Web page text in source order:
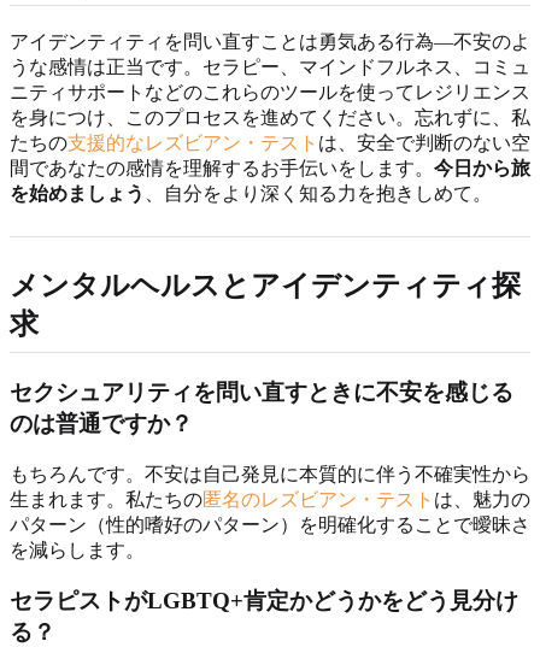
アイデンティティを問い直すことは勇気ある行為—不安のよ
うな感情は正当です。セラピー、マインドフルネス、コミュ
ニティサポートなどのこれらのツールを使ってレジリエンス
を身につけ、このプロセスを進めてください。忘れずに、私
たちの支援的なレズビアン・テスト は、安全で判断のない空
間であなたの感情を理解するお手伝いをします。 今日から旅
を始めましょう
、自分をより深く知る力を抱きしめて。
メンタルヘルスとアイデンティティ探
求
セクシュアリティを問い直すときに不安を感じる
のは普通ですか？
もちろんです。不安は自己発見に本質的に伴う不確実性から
生まれます。私たちの匿名のレズビアン・テスト は、魅力の
パターン（性的嗜好のパターン）を明確化することで曖昧さ
を減らします。
セラピストがLGBTQ+肯定かどうかをどう見分け
る？